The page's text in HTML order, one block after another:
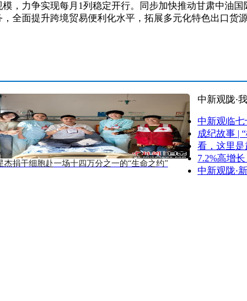
力争实现每月1列稳定开行。同步加快推动甘肃中油国
全面提升跨境贸易便利化水平，拓展多元化特色出口货
杰捐干细胞赴一场十四万分之一的“生命之约”
中新观陇·
中新观临七
成纪故事 |
看，这里是
7.2%高增
中新观陇·